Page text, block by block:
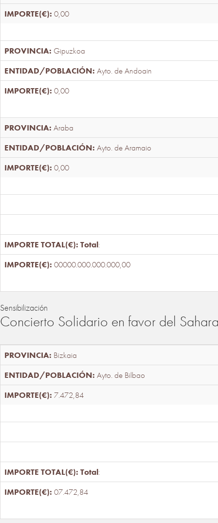
0,00
Gipuzkoa
Ayto. de Andoain
0,00
Araba
Ayto. de Aramaio
0,00
Total:
00000.000.000.000,00
Sensibilización
Concierto Solidario en favor del
Bizkaia
Ayto. de Bilbao
7.472,84
Total:
07.472,84